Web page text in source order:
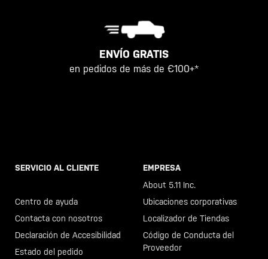
ENVÍO GRATIS
en pedidos de más de €100+*
SERVICIO AL CLIENTE
Centro de ayuda
Contacta con nosotros
Declaración de Accesibilidad
Estado del pedido
EMPRESA
About 5.11 Inc.
Ubicaciones corporativas
Localizador de Tiendas
Código de Conducta del
Proveedor